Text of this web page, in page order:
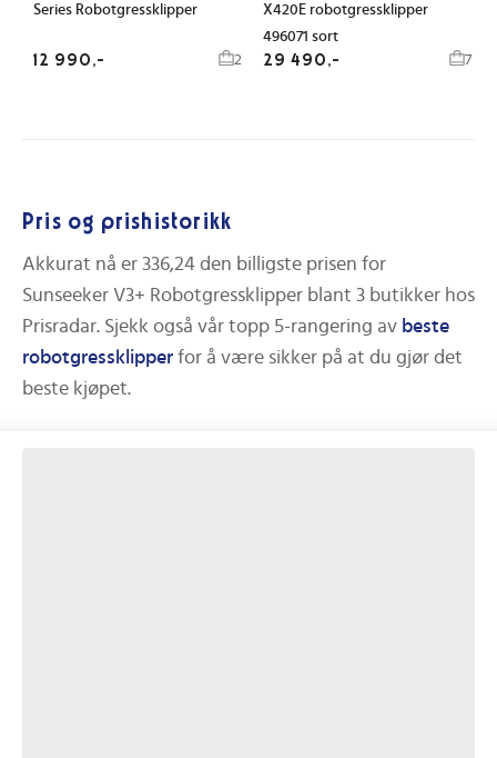
Series Robotgressklipper
12 990,- 2
X420E robotgressklipper
496071 sort
29 490,- 7
Pris og prishistorikk
Akkurat nå er 336,24 den billigste prisen for
Sunseeker V3+ Robotgressklipper blant 3 butikker hos
Prisradar. Sjekk også vår topp 5-rangering av beste
robotgressklipper for å være sikker på at du gjør det
beste kjøpet.